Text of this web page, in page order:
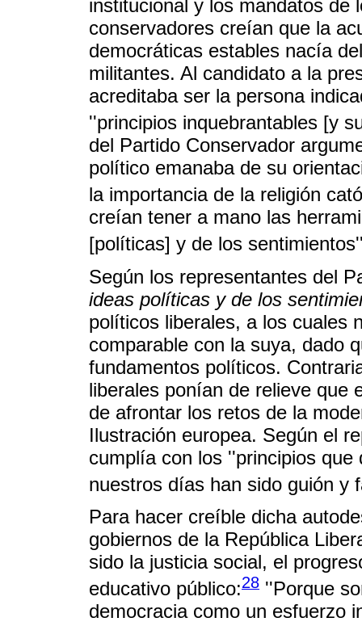
institucional y los mandatos de
conservadores creían que la
democráticas estables nacía
militantes. Al candidato a la
acreditaba ser la persona
''principios inquebrantables [y
del Partido Conservador
político emanaba de su
la importancia de la religión
creían tener a mano las
[políticas] y de los
Según los representantes del
ideas políticas y de los
políticos liberales, a los cuales
comparable con la suya, dado
fundamentos políticos.
liberales ponían de relieve que
de afrontar los retos de la
Ilustración europea. Según el
cumplía con los ''principios
nuestros días han sido guión y
Para hacer creíble dicha
gobiernos de la República
sido la justicia social, el
educativo público:28 ''Porque
democracia como un esfuerzo